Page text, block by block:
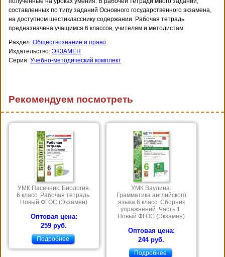
составленных по типу заданий Основного государственного экзамена,
на доступном шестикласснику содержании. Рабочая тетрадь
предназначена учащимся 6 классов, учителям и методистам.
Раздел: Обществознание и право
Издательство: ЭКЗАМЕН
Серия: Учебно-методический комплект
Рекомендуем посмотреть
УМК Пасечник. Биология.
6 класс. Рабочая тетрадь.
Новый ФГОС (Экзамен)
Оптовая цена:
259 руб.
Подробнее
УМК Ваулина.
Грамматика английского
языка 6 класс. Сборник
упражнений. Часть 1.
Новый ФГОС (Экзамен)
Оптовая цена:
244 руб.
Подробнее